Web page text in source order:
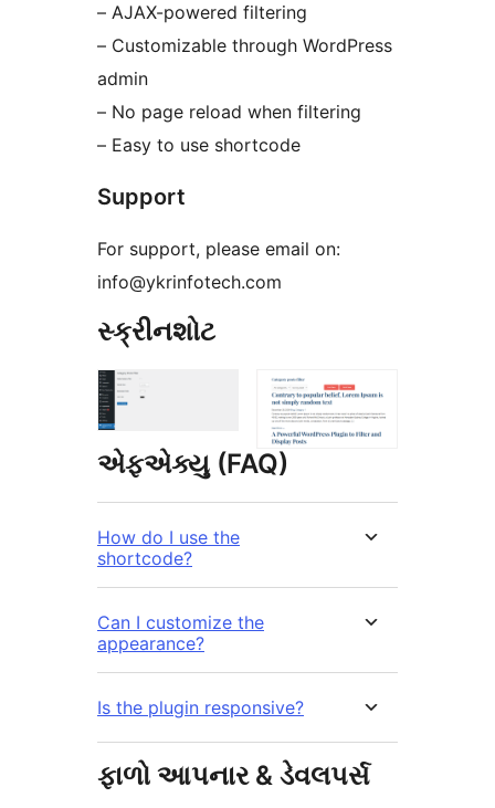
– AJAX-powered filtering
– Customizable through WordPress
admin
– No page reload when filtering
– Easy to use shortcode
Support
For support, please email on:
info@ykrinfotech.com
સ્ક્રીનશોટ
એફએક્યુ (FAQ)
How do I use the
shortcode?
Can I customize the
appearance?
Is the plugin responsive?
ફાળો આપનાર & ડેવલપર્સ